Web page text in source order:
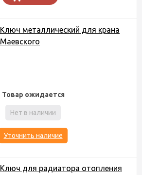
Ключ металлический для крана
Маевского
Товар ожидается
Нет в наличии
Уточнить наличие
Ключ для радиатора отопления